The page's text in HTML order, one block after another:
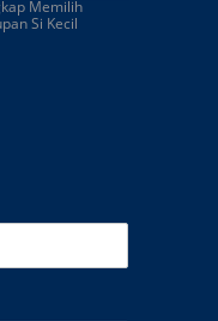
Memilih
Si Kecil